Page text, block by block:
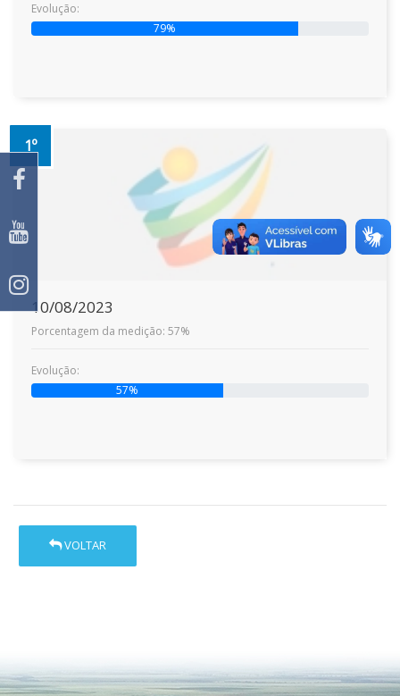
Evolução:
79%
1º
10/08/2023
Porcentagem da medição: 57%
Evolução:
57%
VOLTAR